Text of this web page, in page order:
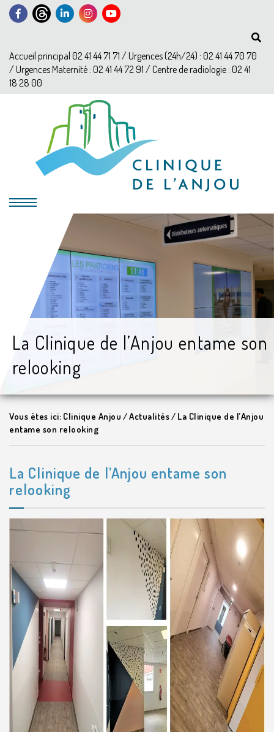
Accueil principal 02 41 44 71 71 / Urgences (24h/24) : 02 41 44 70 70
/ Urgences Maternité : 02 41 44 72 91 / Centre de radiologie : 02 41
18 28 00
La Clinique de l’Anjou entame son
relooking
Vous ètes ici: Clinique Anjou /Actualités/ La Clinique de l’Anjou
entame son relooking
La Clinique de l’Anjou entame son
relooking